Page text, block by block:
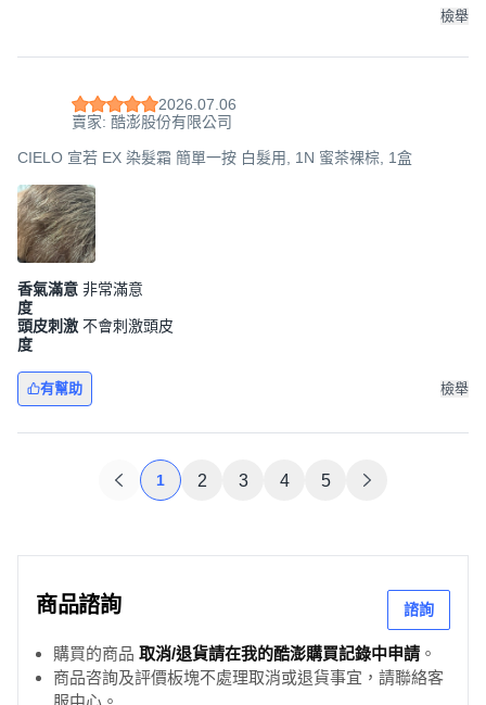
檢舉
2026.07.06
賣家: 酷澎股份有限公司
CIELO 宣若 EX 染髮霜 簡單一按 白髮用, 1N 蜜茶裸棕, 1盒
香氣滿意
度
非常滿意
頭皮刺激
度
不會刺激頭皮
有幫助 檢舉
1 2 3 4 5
商品諮詢 諮詢
購買的商品 取消/退貨請在我的酷澎購買記錄中申請 。
商品咨詢及評價板塊不處理取消或退貨事宜，請聯絡客